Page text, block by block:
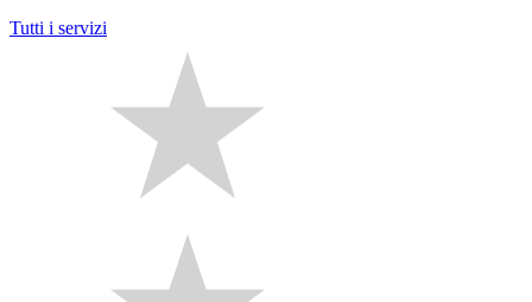
Tutti i servizi